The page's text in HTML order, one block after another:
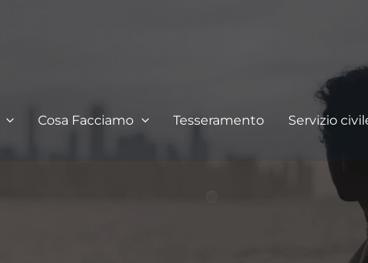
Cosa Facciamo Tesseramento Servizio